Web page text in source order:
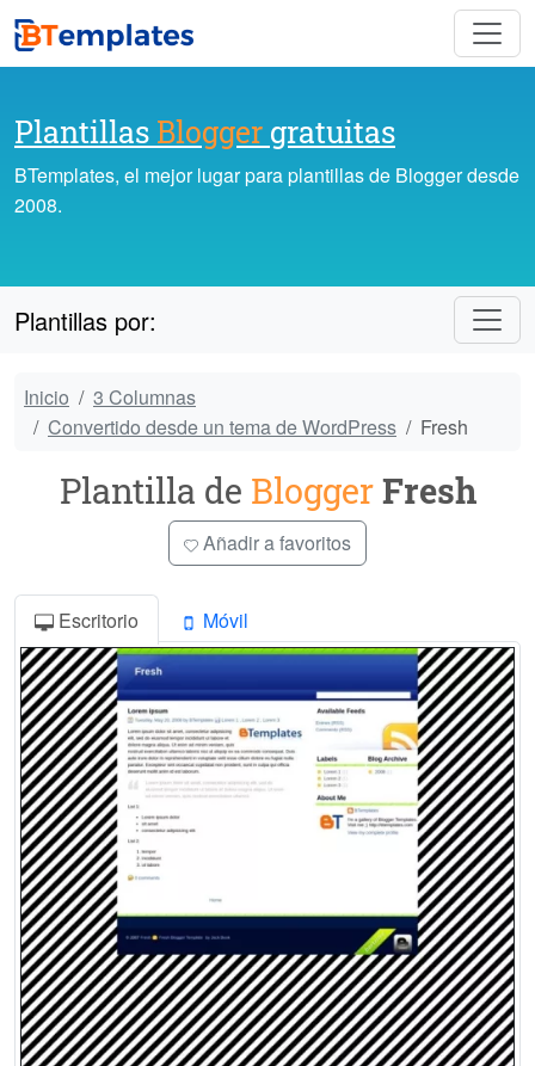
Plantillas Blogger gratuitas
BTemplates, el mejor lugar para plantillas de Blogger desde
2008.
Plantillas por:
Inicio
3 Columnas
Convertido desde un tema de WordPress
Fresh
Plantilla de BloggerFresh
Añadir a favoritos
Escritorio Móvil